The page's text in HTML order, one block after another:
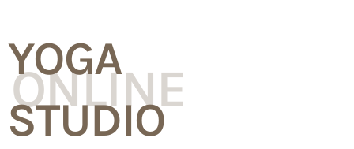
YOGA
ONLINE
STUDIO